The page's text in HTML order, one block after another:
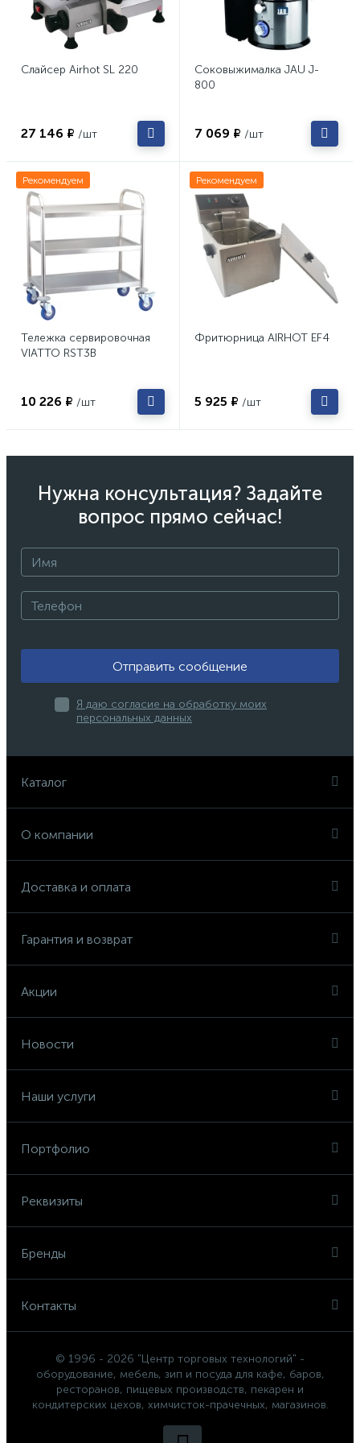
Слайсер Airhot SL 220
27 146 ₽ /шт
Соковыжималка JAU J-
800
7 069 ₽ /шт
Рекомендуем
Тележка сервировочная
VIATTO RST3B
10 226 ₽ /шт
Рекомендуем
Фритюрница AIRHOT EF4
5 925 ₽ /шт
Нужна консультация? Задайте
вопрос прямо сейчас!
Отправить сообщение
Я даю согласие на обработку моих
персональных данных
Каталог
О компании
Доставка и оплата
Гарантия и возврат
Акции
Новости
Наши услуги
Портфолио
Реквизиты
Бренды
Контакты
© 1996 - 2026 "Центр торговых технологий" -
оборудование, мебель, зип и посуда для кафе, баров,
ресторанов, пищевых производств, пекарен и
кондитерских цехов, химчисток-прачечных, магазинов.